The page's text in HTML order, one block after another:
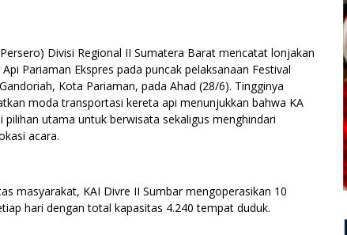
Divisi Regional II Sumatera Barat mencatat lonjakan
Pariaman Ekspres pada puncak pelaksanaan Festival
Kota Pariaman, pada Ahad (28/6). Tingginya
moda transportasi kereta api menunjukkan bahwa KA
pilihan utama untuk berwisata sekaligus menghindari
acara.
masyarakat, KAI Divre II Sumbar mengoperasikan 10
hari dengan total kapasitas 4.240 tempat duduk.